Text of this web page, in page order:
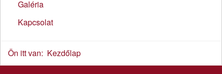
Galéria
Kapcsolat
Ön itt van: Kezdőlap